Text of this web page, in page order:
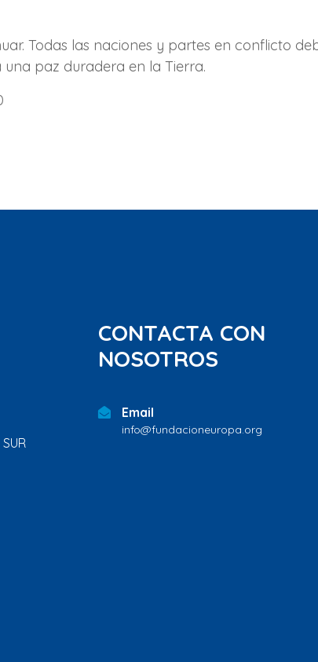
Todas las naciones y partes en conflicto
paz duradera en la Tierra.
CONTACTA CON
NOSOTROS
Email
info@fundacioneuropa.org